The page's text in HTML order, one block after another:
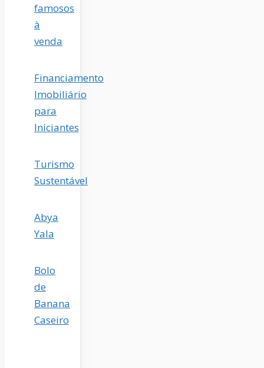
famosos
à
venda
Financiamento
Imobiliário
para
Iniciantes
Turismo
Sustentável
Abya
Yala
Bolo
de
Banana
Caseiro